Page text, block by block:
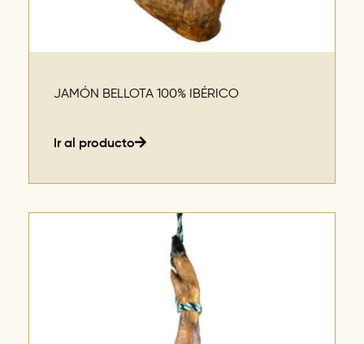
JAMÓN BELLOTA 100% IBÉRICO
Ir al producto